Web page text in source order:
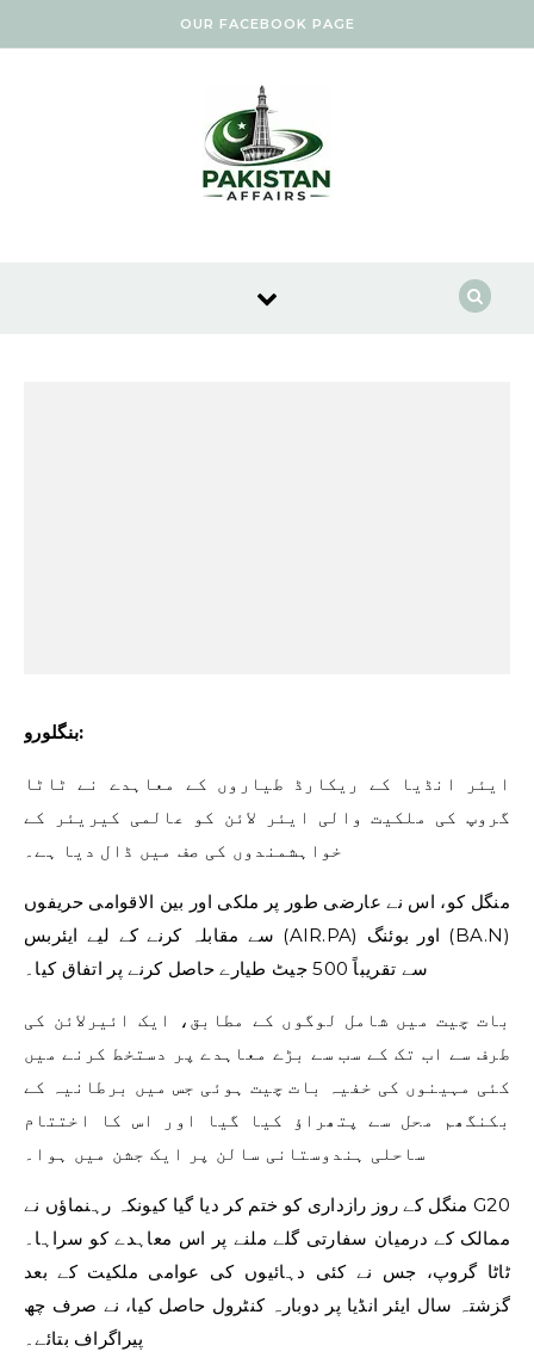
OUR FACEBOOK PAGE
بنگلورو:
ایئر انڈیا کے ریکارڈ طیاروں کے معاہدے نے ٹاٹا
گروپ کی ملکیت والی ایئر لائن کو عالمی کیریئر کے
خواہشمندوں کی صف میں ڈال دیا ہے۔
منگل کو، اس نے عارضی طور پر ملکی اور بین الاقوامی حریفوں
سے مقابلہ کرنے کے لیے ایئربس (AIR.PA) اور بوئنگ (BA.N)
سے تقریباً 500 جیٹ طیارے حاصل کرنے پر اتفاق کیا۔
بات چیت میں شامل لوگوں کے مطابق، ایک ائیرلائن کی
طرف سے اب تک کے سب سے بڑے معاہدے پر دستخط کرنے میں
کئی مہینوں کی خفیہ بات چیت ہوئی جس میں برطانیہ کے
بکنگھم محل سے پتھراؤ کیا گیا اور اس کا اختتام
ساحلی ہندوستانی سالن پر ایک جشن میں ہوا۔
منگل کے روز رازداری کو ختم کر دیا گیا کیونکہ رہنماؤں نے G20
ممالک کے درمیان سفارتی گلے ملنے پر اس معاہدے کو سراہا۔
ٹاٹا گروپ، جس نے کئی دہائیوں کی عوامی ملکیت کے بعد
گزشتہ سال ایئر انڈیا پر دوبارہ کنٹرول حاصل کیا، نے صرف چھ
پیراگراف بتائے۔